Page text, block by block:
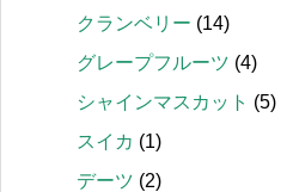
クランベリー (14)
グレープフルーツ (4)
シャインマスカット (5)
スイカ (1)
デーツ (2)